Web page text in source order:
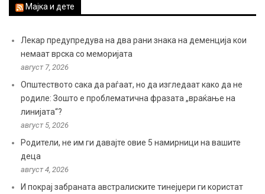
Мајка и дете
Лекар предупредува на два рани знака на деменција кои
немаат врска со меморијата
август 7, 2026
Општеството сака да раѓаат, но да изгледаат како да не
родиле: Зошто е проблематична фразата „враќање на
линијата“?
август 5, 2026
Родители, не им ги давајте овие 5 намирници на вашите
деца
август 4, 2026
И покрај забраната австралиските тинејџери ги користат